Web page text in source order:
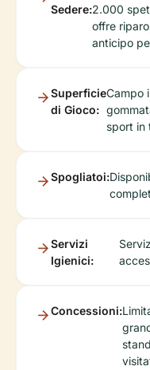
Sedere:2.000
offre
anticipo
Superficie
di Gioco:
Campo
sport in
Spogliatoi:
Servizi
Igienici:
Concessioni: